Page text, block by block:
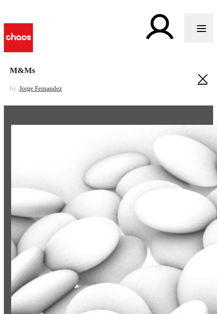
M&Ms
by Jorge Fernandez